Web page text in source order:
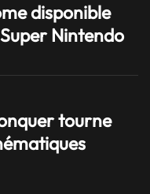
disponible
Nintendo
tourne